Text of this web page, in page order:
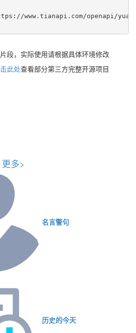
www.tianapi.com/openapi/
段，实际使用请根据具体环境修改
此处查看部分第三方完整开源项目
更多>
名言警句
历史的今天